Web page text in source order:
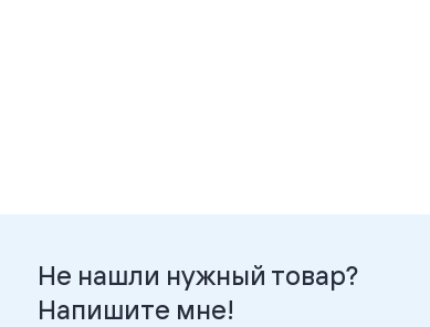
Не нашли нужный товар?
Напишите мне!